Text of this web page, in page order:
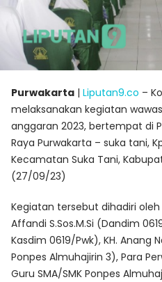
Purwakarta | Liputan9.co –
melaksanakan kegiatan
anggaran 2023, bertempat di
Raya Purwakarta – suka tani,
Kecamatan Suka Tani,
(27/09/23)
Kegiatan tersebut dihadiri
Affandi S.Sos.M.Si (Dandim
Kasdim 0619/Pwk), KH. Anang
Ponpes Almuhajirin 3), Para
Guru SMA/SMK Ponpes